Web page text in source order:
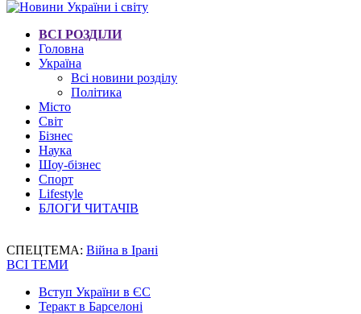
ВСІ РОЗДІЛИ
Головна
Україна
Всі новини розділу
Політика
Місто
Світ
Бізнес
Наука
Шоу-бізнес
Спорт
Lifestyle
БЛОГИ ЧИТАЧІВ
СПЕЦТЕМА: Війна в Ірані
ВСІ ТЕМИ
Вступ України в ЄС
Теракт в Барселоні